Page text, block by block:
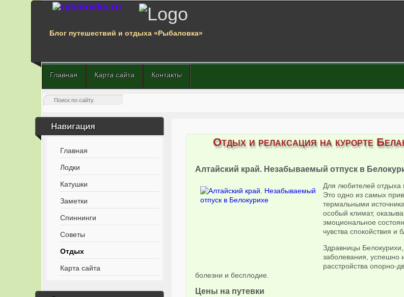
Блог путешествий и отдыха «Рыбаловка»
Главная Карта сайта Контакты
Навигация
Главная
Лодки
Катушки
Заметки
Спиннинги
Советы
Отдых
Карта сайта
Отдых и релаксация на курорте
Алтайский край. Незабываемый отпуск в
Для любителей отдыха
Это одно из самых
термальными
особый климат,
эмоциональное
чувства спокойствия и
Здравницы
заболевания, успешно
расстройства опорно-
болезни и бесплодие.
Цены на путевки